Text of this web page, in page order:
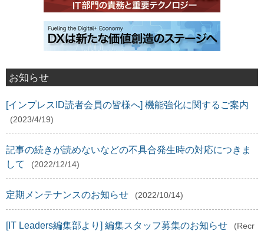
お知らせ
[インプレスID読者会員の皆様へ] 機能強化に関するご案内
(2023/4/19)
記事の続きが読めないなどの不具合発生時の対応につきま
して
(2022/12/14)
定期メンテナンスのお知らせ (2022/10/14)
[IT Leaders編集部より] 編集スタッフ募集のお知らせ
(Recr